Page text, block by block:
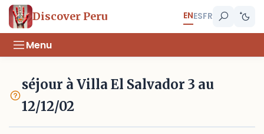
Discover Peru ENESFR
Menu
séjour à Villa El Salvador 3 au
12/12/02